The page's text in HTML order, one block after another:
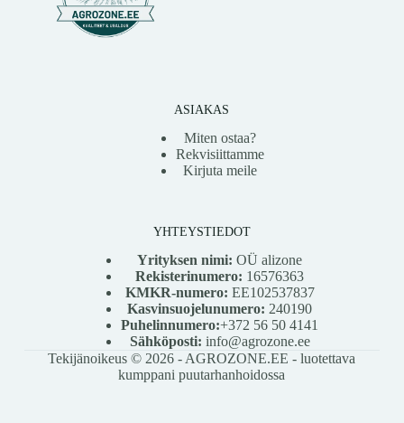
ASIAKAS
Miten ostaa?
Rekvisiittamme
Kirjuta meile
YHTEYSTIEDOT
Yrityksen nimi: OÜ alizone
Rekisterinumero: 16576363
KMKR-numero: EE102537837
Kasvinsuojelunumero: 240190
Puhelinnumero:+372 56 50 4141
Sähköposti: info@agrozone.ee
Tekijänoikeus © 2026 - AGROZONE.EE - luotettava
kumppani puutarhanhoidossa